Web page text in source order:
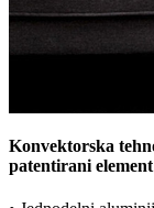
Konvektorska
patentirani element